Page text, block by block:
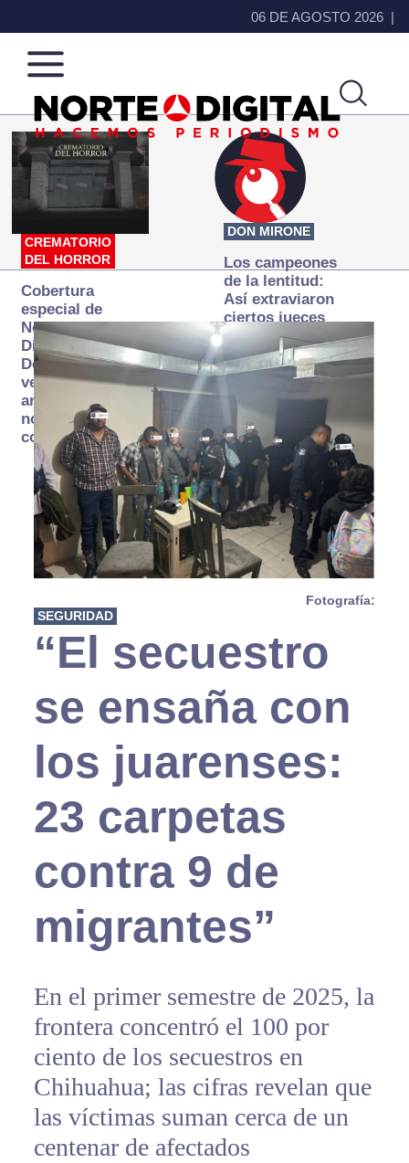
06 DE AGOSTO 2026
Norte
de
Ciudad
Más
que
noticias,
hacemos periodismo
CREMATORIO
DEL HORROR
Cobertura
especial de
Norte
Digital:
Donde la
verdad
arde… pero
no se
consume
DON MIRONE
Los campeones
de la lentitud:
Así extraviaron
ciertos jueces
la justicia
expedita
Fotografía:
SEGURIDAD
“El secuestro
se ensaña con
los juarenses:
23 carpetas
contra 9 de
migrantes”
En el primer semestre de 2025, la
frontera concentró el 100 por
ciento de los secuestros en
Chihuahua; las cifras revelan que
las víctimas suman cerca de un
centenar de afectados